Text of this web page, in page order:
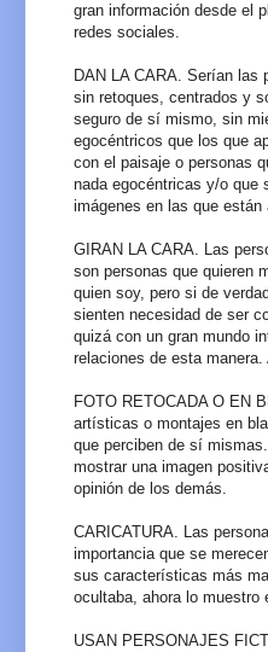
gran información desde el
redes sociales.
DAN LA CARA. Serían las
sin retoques, centrados y
seguro de sí mismo, sin
egocéntricos que los que
con el paisaje o personas
nada egocéntricas y/o que
imágenes en las que están
GIRAN LA CARA. Las
son personas que quieren
quien soy, pero si de
sienten necesidad de ser
quizá con un gran mundo
relaciones de esta
FOTO RETOCADA O EN
artísticas o montajes en
que perciben de sí
mostrar una imagen
opinión de los demás.
CARICATURA. Las
importancia que se
sus características más
ocultaba, ahora lo muestro
USAN PERSONAJES